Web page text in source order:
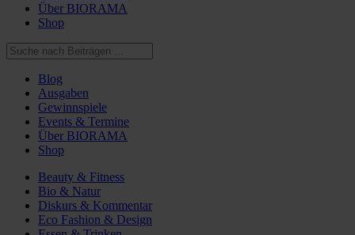
Über BIORAMA
Shop
Blog
Ausgaben
Gewinnspiele
Events & Termine
Über BIORAMA
Shop
Beauty & Fitness
Bio & Natur
Diskurs & Kommentar
Eco Fashion & Design